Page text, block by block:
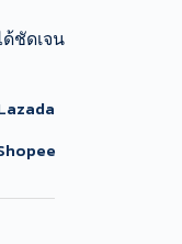
ชัดเจน